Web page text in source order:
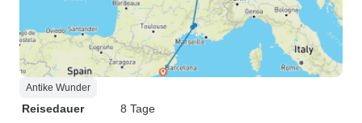
Antike Wunder
Reisedauer
8 Tage